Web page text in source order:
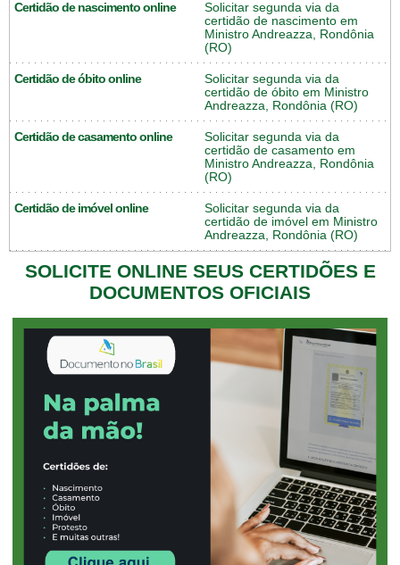
Certidão de nascimento online
Solicitar segunda via da
certidão de nascimento em
Ministro Andreazza, Rondônia
(RO)
Certidão de óbito online
Solicitar segunda via da
certidão de óbito em Ministro
Andreazza, Rondônia (RO)
Certidão de casamento online
Solicitar segunda via da
certidão de casamento em
Ministro Andreazza, Rondônia
(RO)
Certidão de imóvel online
Solicitar segunda via da
certidão de imóvel em Ministro
Andreazza, Rondônia (RO)
SOLICITE ONLINE SEUS CERTIDÕES E
DOCUMENTOS OFICIAIS